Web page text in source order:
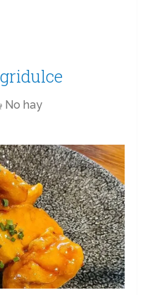
No hay